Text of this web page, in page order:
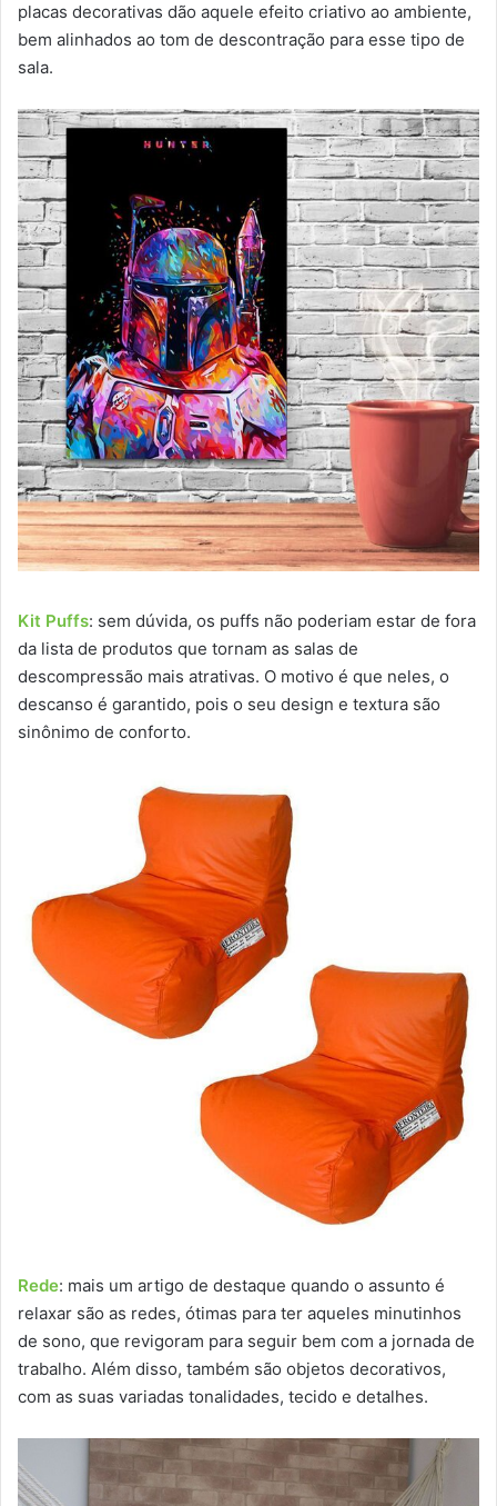
placas decorativas dão aquele efeito criativo ao ambiente,
bem alinhados ao tom de descontração para esse tipo de
sala.
Kit Puffs: sem dúvida, os puffs não poderiam estar de fora
da lista de produtos que tornam as salas de
descompressão mais atrativas. O motivo é que neles, o
descanso é garantido, pois o seu design e textura são
sinônimo de conforto.
Rede: mais um artigo de destaque quando o assunto é
relaxar são as redes, ótimas para ter aqueles minutinhos
de sono, que revigoram para seguir bem com a jornada de
trabalho. Além disso, também são objetos decorativos,
com as suas variadas tonalidades, tecido e detalhes.